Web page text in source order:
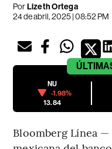
PorLizeth Ortega
24 de abril, 2025 | 08:52 PM
NU
-1.98%
13.84
Bloomberg Línea —